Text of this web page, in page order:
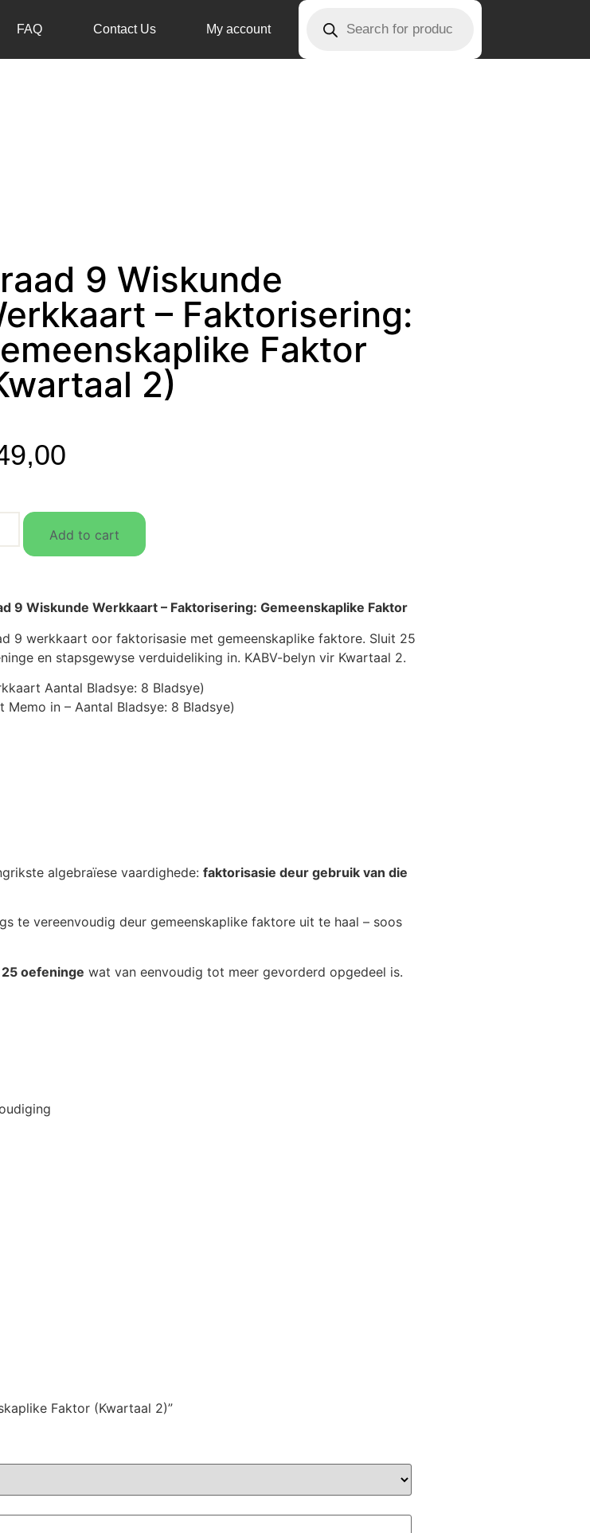
FAQ Contact Us My account
9 Wiskunde
– Faktorisering:
Faktor
2)
Add to cart
9 Wiskunde Werkkaart – Faktorisering: Gemeenskaplike Faktor
9 werkkaart oor faktorisasie met gemeenskaplike faktore. Sluit 25
en stapsgewyse verduideliking in. KABV-belyn vir Kwartaal 2.
Aantal Bladsye: 8 Bladsye)
Memo in – Aantal Bladsye: 8 Bladsye)
algebraïese vaardighede: faktorisasie deur gebruik van die
te vereenvoudig deur gemeenskaplike faktore uit te haal – soos
25 oefeninge wat van eenvoudig tot meer gevorderd opgedeel is.
Faktor (Kwartaal 2)”